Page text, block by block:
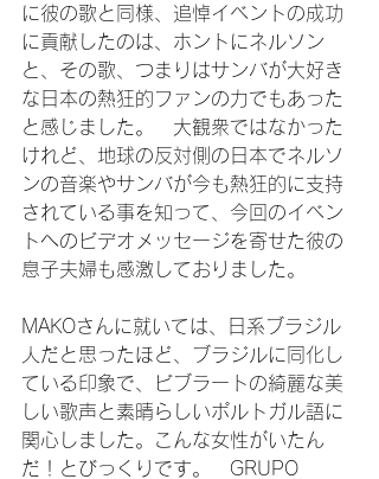
に彼の歌と同様、追悼イベントの成功
に貢献したのは、ホントにネルソン
と、その歌、つまりはサンバが大好き
な日本の熱狂的ファンの力でもあった
と感じました。　大観衆ではなかった
けれど、地球の反対側の日本でネルソ
ンの音楽やサンバが今も熱狂的に支持
されている事を知って、今回のイベン
トへのビデオメッセージを寄せた彼の
息子夫婦も感激しておりました。
MAKOさんに就いては、日系ブラジル
人だと思ったほど、ブラジルに同化し
ている印象で、ビブラートの綺麗な美
しい歌声と素晴らしいポルトガル語に
関心しました。こんな女性がいたん
だ！とびっくりです。　GRUPO